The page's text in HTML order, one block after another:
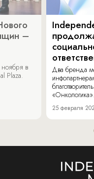
–
ноября в
Plaza.
Два бренда
«Онкологика».
25 февраля